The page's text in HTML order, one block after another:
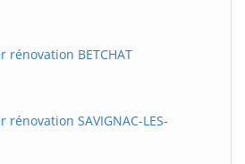
rénovation BETCHAT
SAVIGNAC-LES-